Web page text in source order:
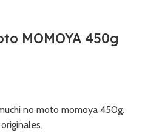
MOMOYA 450g
no moto momoya 450g.